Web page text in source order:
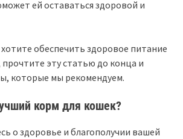
ей оставаться здоровой и
обеспечить здоровое питание
эту статью до конца и
которые мы рекомендуем.
корм для кошек?
о здоровье и благополучии вашей